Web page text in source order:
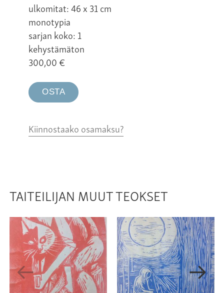
ulkomitat: 46 x 31 cm
monotypia
sarjan koko: 1
kehystämäton
300,00€
OSTA
Kiinnostaako osamaksu?
TAITEILIJAN MUUT TEOKSET